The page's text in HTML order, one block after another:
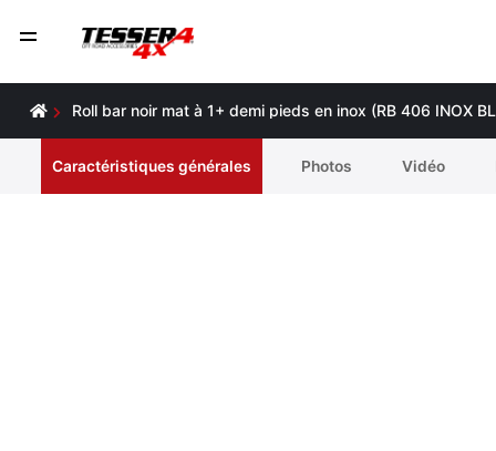
Roll bar noir mat à 1+ demi pieds en inox (RB 406 INOX
Caractéristiques générales Photos Vidéo